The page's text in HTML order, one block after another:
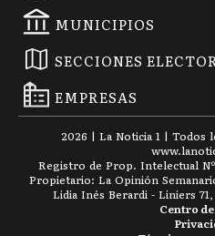
MUNICIPIOS
SECCIONES
EMPRESAS
2026 | La Noticia 1 | Todos
www.
Registro de Prop. Intelectual Nº
Propietario: La Opinión
Lidia Inés Berardi - Liniers
Centro